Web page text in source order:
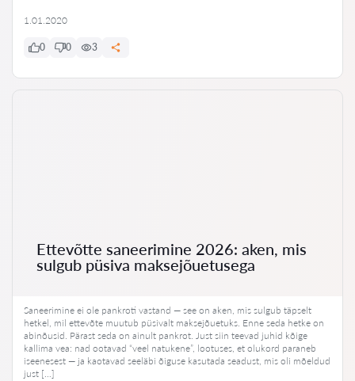
1.01.2020
0 0 3
Ettevõtte saneerimine 2026: aken, mis
sulgub püsiva maksejõuetusega
Saneerimine ei ole pankroti vastand — see on aken, mis sulgub täpselt
hetkel, mil ettevõte muutub püsivalt maksejõuetuks. Enne seda hetke on
abinõusid. Pärast seda on ainult pankrot. Just siin teevad juhid kõige
kallima vea: nad ootavad “veel natukene”, lootuses, et olukord paraneb
iseenesest — ja kaotavad seeläbi õiguse kasutada seadust, mis oli mõeldud
just […]